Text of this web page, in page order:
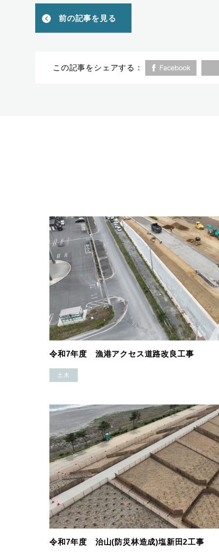
前の記事を見る
この記事をシェアする：
令和7年度 漁港アクセス道路改良工事
土木
令和7年度 治山(防災林造成)塩新田2工事